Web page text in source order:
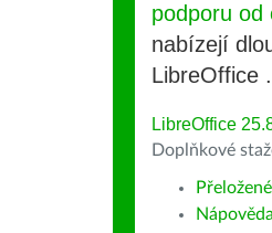
podporu od
nabízejí
LibreOffice .
LibreOffice
Doplňkové